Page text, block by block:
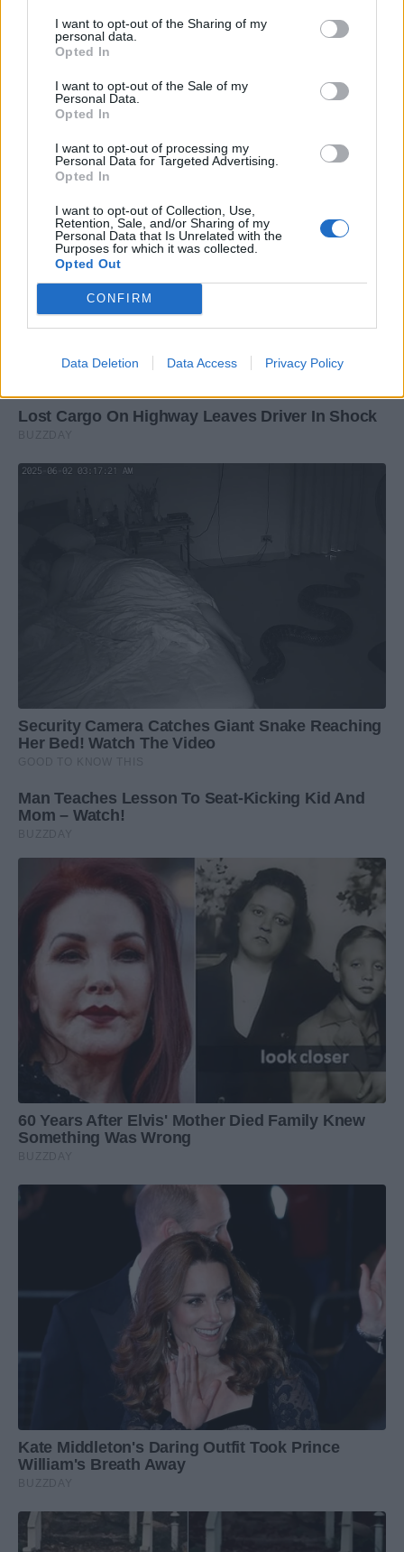
I want to opt-out of the Sharing of my
personal data.
Opted In
I want to opt-out of the Sale of my
Personal Data.
Opted In
I want to opt-out of processing my
Personal Data for Targeted Advertising.
Opted In
I want to opt-out of Collection, Use,
Retention, Sale, and/or Sharing of my
Personal Data that Is Unrelated with the
Purposes for which it was collected.
Opted Out
CONFIRM
Data Deletion Data Access Privacy Policy